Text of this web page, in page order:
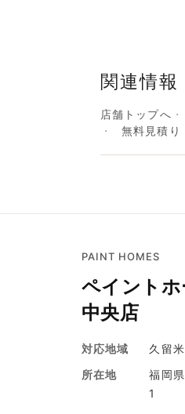
関連情報
店舗トップへ
無料見積り
PAINT HOMES
ペイント
中央店
対応地域
久留
所在地
福岡
1